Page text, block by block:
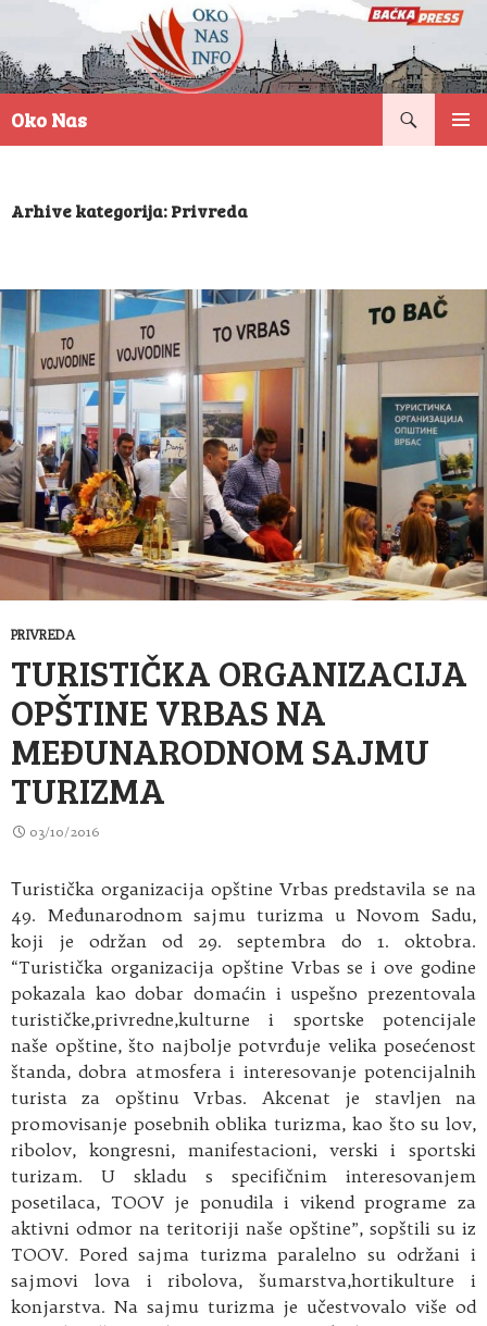
Oko Nas
Arhive kategorija: Privreda
PRIVREDA
TURISTIČKA ORGANIZACIJA
OPŠTINE VRBAS NA
MEĐUNARODNOM SAJMU
TURIZMA
03/10/2016
Тuristička organizacija opštine Vrbas predstavila se na
49. Međunarodnom sajmu turizma u Novom Sadu,
koji je održan od 29. septembra do 1. oktobra.
“Turistička organizacija opštine Vrbas se i ove godine
pokazala kao dobar domaćin i uspešno prezentovala
turističke,privredne,kulturne i sportske potencijale
naše opštine, što najbolje potvrđuje velika posećenost
štanda, dobra atmosfera i interesovanje potencijalnih
turista za opštinu Vrbas. Akcenat je stavljen na
promovisanje posebnih oblika turizma, kao što su lov,
ribolov, kongresni, manifestacioni, verski i sportski
turizam. U skladu s specifičnim interesovanjem
posetilaca, TOOV je ponudila i vikend programe za
aktivni odmor na teritoriji naše opštine”, sopštili su iz
TOOV. Pored sajma turizma paralelno su održani i
sajmovi lova i ribolova, šumarstva,hortikulture i
konjarstva. Na sajmu turizma je učestvovalo više od